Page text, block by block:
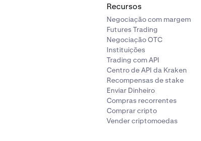
Recursos
Negociação com margem
Futures Trading
Negociação OTC
Instituições
Trading com API
Centro de API da Kraken
Recompensas de stake
Enviar Dinheiro
Compras recorrentes
Comprar cripto
Vender criptomoedas